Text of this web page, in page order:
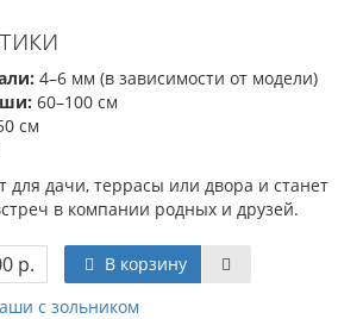
4–6 мм (в зависимости от модели)
60–100 см
см
для дачи, террасы или двора и станет
в компании родных и друзей.
р.
В корзину
с зольником